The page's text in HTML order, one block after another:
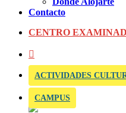
Contacto
CENTRO
ACTIVIDADES
CAMPUS